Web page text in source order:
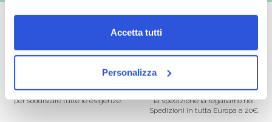
Accetta tutti
Personalizza
Catalogo prodotti ampio e completo
per soddisfare tutte le esigenze.
Con un acquisto minimo di 29.90 €
la spedizione la regaliamo noi.
Spedizioni in tutta Europa a 20€.